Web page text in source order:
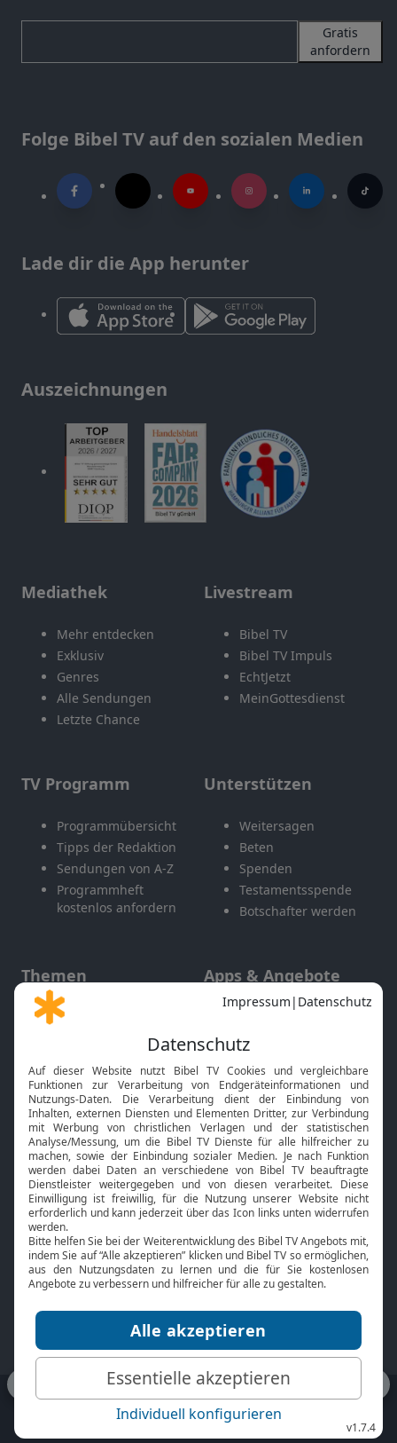
Gratis
anfordern
Folge Bibel TV auf den sozialen Medien
Lade dir die App herunter
Auszeichnungen
Mediathek
Mehr entdecken
Exklusiv
Genres
Alle Sendungen
Letzte Chance
Livestream
Bibel TV
Bibel TV Impuls
EchtJetzt
MeinGottesdienst
TV Programm
Programmübersicht
Tipps der Redaktion
Sendungen von A-Z
Programmheft
kostenlos anfordern
Unterstützen
Weitersagen
Beten
Spenden
Testamentsspende
Botschafter werden
Themen
Gott und Bibel erklärt
Neuigkeiten
Apps & Angebote
Mobile App
Smart TV
HbbTV
Bibelthek Online-Bibel
Nächster Gottesdienst
Bibel TV
Über uns
Jobs
Mediadaten
Service
Kontakt
TV-Empfang
bibeltv.de: Impressum
Datenschutz
Nutzungsbedingungen
Fakten Bibel TV App